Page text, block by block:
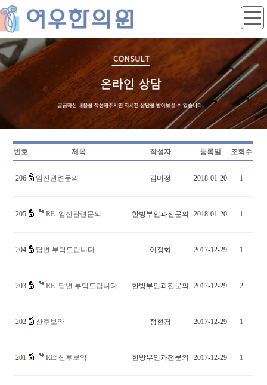
번호 제목 작성자 등록일 조회수
206 임신관련문의 김미정 2018-01-20 1
205 RE: 임신관련문의 한방부인과전문의 2018-01-20 1
204 답변 부탁드립니다. 이정화 2017-12-29 1
203 RE: 답변 부탁드립니다. 한방부인과전문의 2017-12-29 2
202 산후보약 정현경 2017-12-29 1
201 RE: 산후보약 한방부인과전문의 2017-12-29 1